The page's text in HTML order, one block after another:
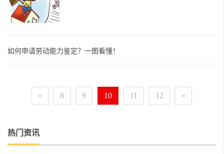
如何申请劳动能力鉴定？一图看懂！
« 8 9 10 11 12 »
热门资讯